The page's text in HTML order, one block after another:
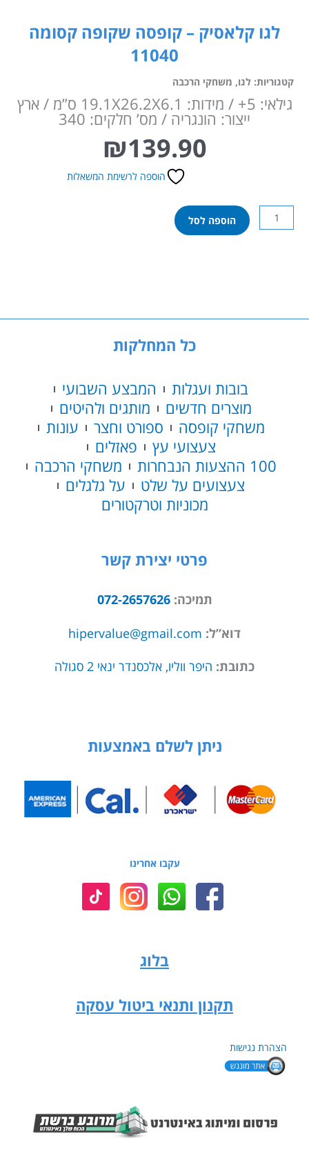
לגו קלאסיק – קופסה שקופה קסומה
11040
קטגוריות: לגו, משחקי הרכבה
גילאי: 5+ / מידות: 19.1X26.2X6.1 ס”מ / ארץ
ייצור: הונגריה / מס’ חלקים: 340
₪139.90
הוספה לרשימת המשאלות
כמות
של
קסומה
הוספה לסל
כל המחלקות
בובות ועגלות
המבצע השבועי
מוצרים חדשים
מותגים ולהיטים
משחקי קופסה
ספורט וחצר
עונות
צעצועי עץ
פאזלים
100 ההצעות הנבחרות
משחקי הרכבה
צעצועים על שלט
על גלגלים
מכוניות וטרקטורים
פרטי יצירת קשר
תמיכה:072-2657626
דוא”ל: hipervalue@gmail.com
כתובת: היפר ווליו, אלכסנדר ינאי 2 סגולה
ניתן לשלם באמצעות
עקבו אחרינו
בלוג
תקנון ותנאי ביטול עסקה
הצהרת נגישות